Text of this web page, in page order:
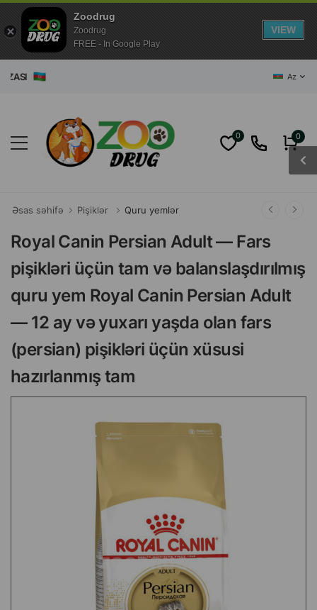
Az
0 0
Əsas səhifə Pişiklər Quru yemlər
Royal Canin Persian Adult — Fars
pişikləri üçün tam və balanslaşdırılmış
quru yem Royal Canin Persian Adult
— 12 ay və yuxarı yaşda olan fars
(persian) pişikləri üçün xüsusi
hazırlanmış tam
Zoodrug
Zoodrug
FREE - In Google Play
VIEW